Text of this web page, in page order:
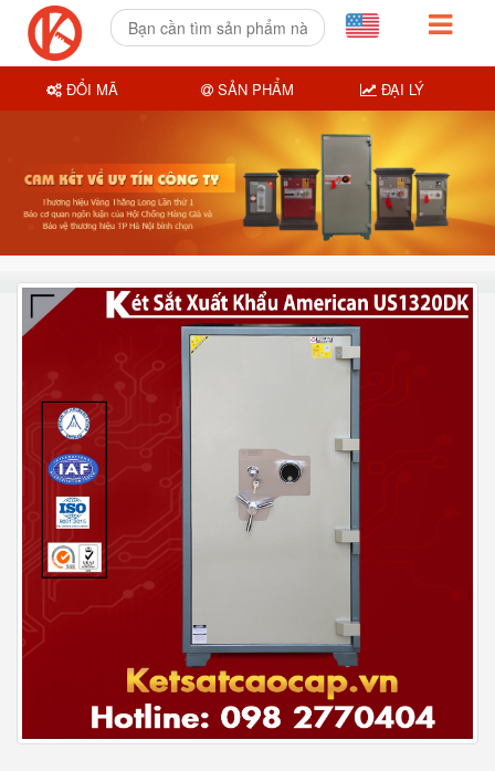
ĐỔI MÃ SẢN PHẨM ĐẠI LÝ